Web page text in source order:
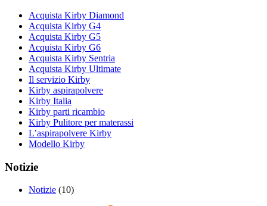
Acquista Kirby Diamond
Acquista Kirby G4
Acquista Kirby G5
Acquista Kirby G6
Acquista Kirby Sentria
Acquista Kirby Ultimate
Il servizio Kirby
Kirby aspirapolvere
Kirby Italia
Kirby parti ricambio
Kirby Pulitore per materassi
L’aspirapolvere Kirby
Modello Kirby
Notizie
Notizie (10)